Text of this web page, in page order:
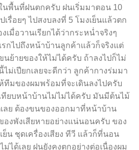
นพื้นที่ฝนตกครับ ฝนเริ่มมาตอน 10
รื่อยๆ ไปสงบลงที่ 5 โมงเย็นแล้วตก
เมื่อวานเรียกได้ว่ากระหน่ำจริงๆ
กไปถึงหน้าบ้านลูกค้าแล้วก็จริงแต่
ย้ายของให้ไม่ได้ครับ ถ้าลงไปก็ไม่
ม่เปียกเลยจะดีกว่า ลูกค้ากางร่มมา
ทีมของผมพร้อมที่จะเดินลงไปครับ
เทียบหน้าบ้านไม่ไม่ได้ครับ มันมีต้นไม้
ลย ต้องขนของออกมาที่หน้าบ้าน
งพังเสียหายอย่างแน่นอนครับ ของ
ย็น ชุดเครื่องเสียง ทีวี แล้วก็ที่นอน
ได้เลย ฝนยังคงตกอย่างต่อเนื่องผม